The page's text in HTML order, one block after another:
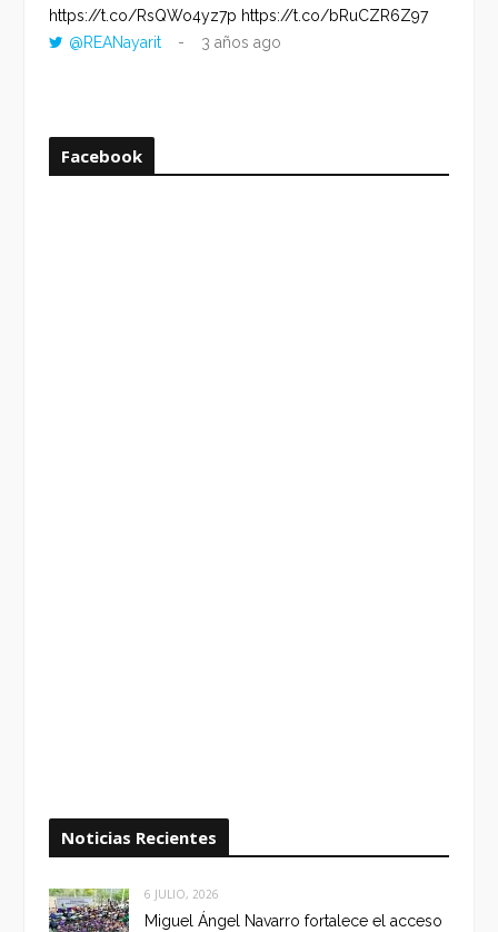
https://t.co/RsQWo4yz7p https://t.co/bRuCZR6Z97
@REANayarit
3 años ago
Facebook
Noticias Recientes
6 JULIO, 2026
Miguel Ángel Navarro fortalece el acceso